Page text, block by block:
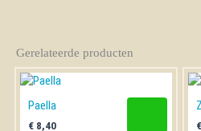
Gerelateerde producten
Paella
€ 8,40 €